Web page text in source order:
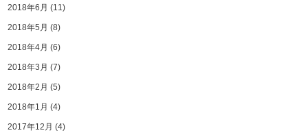
2018年6月 (11)
2018年5月 (8)
2018年4月 (6)
2018年3月 (7)
2018年2月 (5)
2018年1月 (4)
2017年12月 (4)